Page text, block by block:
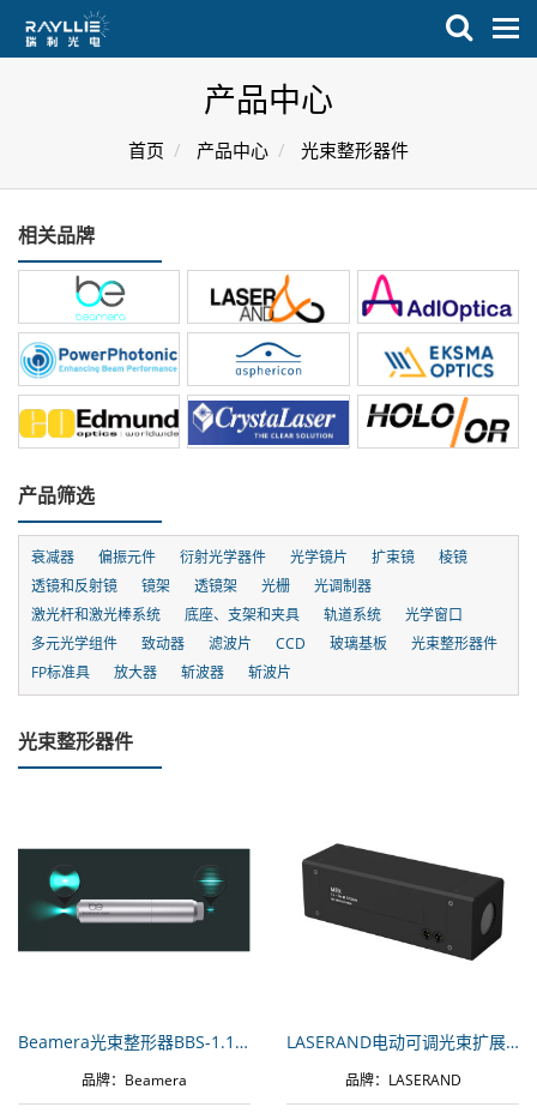
菜
产品中心
首页 产品中心 光束整形器件
相关品牌
产品筛选
衰减器 偏振元件 衍射光学器件 光学镜片 扩束镜
棱镜
透镜和反射镜
镜架 透镜架 光栅
光调制器
激光杆和激光棒系统
底座、支架和夹具 轨道系统
光学窗口
多元光学组件
致动器 滤波片 CCD 玻璃基板
光束整形器件
FP标准具
放大器 斩波器 斩波片
光束整形器件
Beamera光束整形器BBS-1.15-6-2H
品牌：Beamera
LASERAND电动可调光束扩展器MEX
品牌：LASERAND